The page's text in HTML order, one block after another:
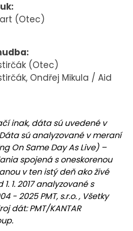
(Otec)
(Otec)
Ondřej Mikula / Aid
inak, dáta sú uvedené v
sú analyzované v meraní
On Same Day As Live) –
spojená s oneskorenou
v ten istý deň ako živé
1. 2017 analyzované s
- 2025 PMT, s.r.o. , Všetky
dát: PMT/KANTAR